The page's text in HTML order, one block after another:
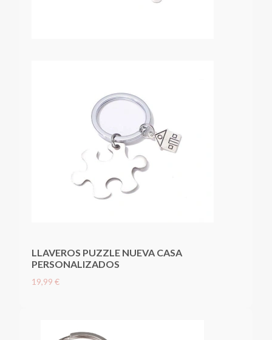
LLAVEROS PUZZLE NUEVA CASA
PERSONALIZADOS
19,99 €